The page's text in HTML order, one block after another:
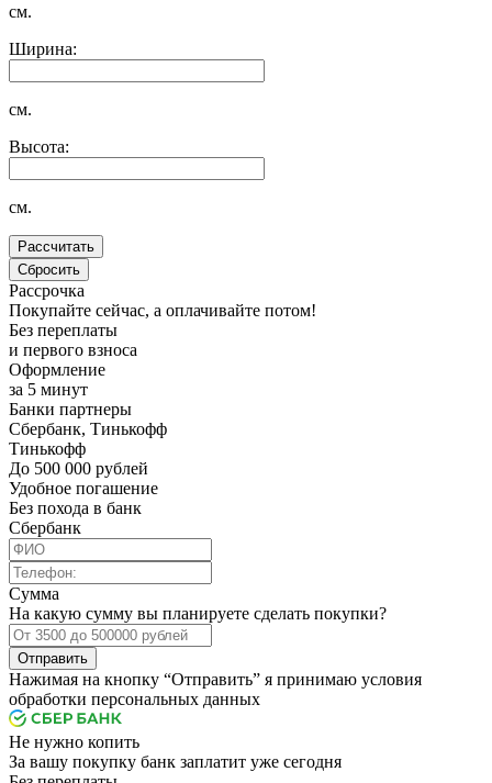
см.
Ширина:
см.
Высота:
см.
Рассрочка
Покупайте сейчас, а оплачивайте потом!
Без переплаты
и первого взноса
Оформление
за 5 минут
Банки партнеры
Сбербанк, Тинькофф
Тинькофф
До 500 000 рублей
Удобное погашение
Без похода в банк
Сбербанк
Сумма
На какую сумму вы планируете сделать покупки?
Отправить
Нажимая на кнопку “Отправить” я принимаю условия
обработки персональных данных
Не нужно копить
За вашу покупку банк заплатит уже сегодня